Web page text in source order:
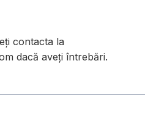
contacta la
dacă aveți întrebări.